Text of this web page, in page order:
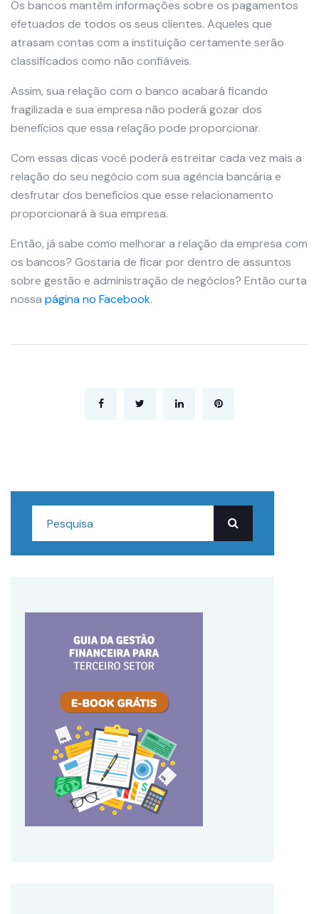
Os bancos mantêm informações sobre os pagamentos
efetuados de todos os seus clientes. Aqueles que
atrasam contas com a instituição certamente serão
classificados como não confiáveis.
Assim, sua relação com o banco acabará ficando
fragilizada e sua empresa não poderá gozar dos
benefícios que essa relação pode proporcionar.
Com essas dicas você poderá estreitar cada vez mais a
relação do seu negócio com sua agência bancária e
desfrutar dos benefícios que esse relacionamento
proporcionará à sua empresa.
Então, já sabe como melhorar a relação da empresa com
os bancos? Gostaria de ficar por dentro de assuntos
sobre gestão e administração de negócios? Então curta
nossa página no Facebook.